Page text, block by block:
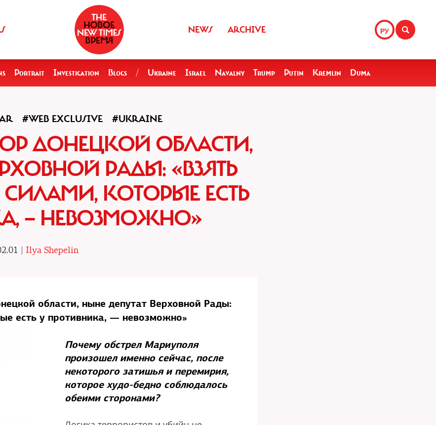
РУ
NEWS ARCHIVE
Portrait Investigation Blogs / Ukraine Israel Navalny Trump Putin Kremlin Duma
#WEB EXCLUSIVE #UKRAINE
ДОНЕЦКОЙ ОБЛАСТИ,
РАДЫ: «ВЗЯТЬ
КОТОРЫЕ ЕСТЬ
— НЕВОЗМОЖНО»
| Ilya Shepelin
области, ныне депутат Верховной Рады:
есть у противника, — невозможно»
Почему обстрел Мариуполя
произошел именно сейчас, после
некоторого затишья и перемирия,
которое худо-бедно соблюдалось
обеими сторонами?